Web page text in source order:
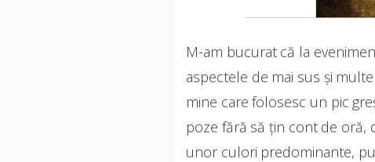
M-am bucurat că la
aspectele de mai sus și
mine care folosesc un pic
poze fără să țin cont de oră,
unor culori predominante,